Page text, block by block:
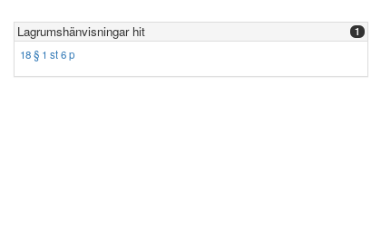
Lagrumshänvisningar hit 1
18 § 1 st 6 p